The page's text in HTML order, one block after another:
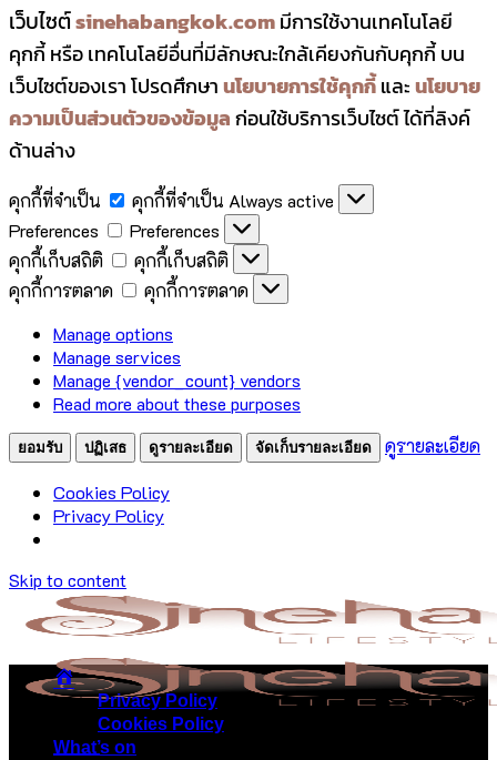
เว็บไซต์sinehabangkok.comมีการใช้งานเทคโนโลยี
คุกกี้ หรือ เทคโนโลยีอื่นที่มีลักษณะใกล้เคียงกันกับคุกกี้ บน
เว็บไซต์ของเรา โปรดศึกษานโยบายการใช้คุกกี้และนโยบาย
ความเป็นส่วนตัวของข้อมูลก่อนใช้บริการเว็บไซต์ ได้ที่ลิงค์
ด้านล่าง
คุกกี้ที่จำเป็น คุกกี้ที่จำเป็น Always active
Preferences
Preferences
คุกกี้เก็บสถิติ
คุกกี้เก็บสถิติ
คุกกี้การตลาด
คุกกี้การตลาด
Manage options
Manage services
Manage {vendor_count} vendors
Read more about these purposes
ยอมรับ ปฏิเสธ ดูรายละเอียด จัดเก็บรายละเอียด
ดูรายละเอียด
Cookies Policy
Privacy Policy
Skip to content
Menu
Privacy Policy
Cookies Policy
What’s on